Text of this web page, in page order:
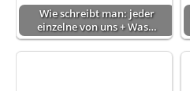
Wie schreibt man: jeder
einzelne von uns + Was…